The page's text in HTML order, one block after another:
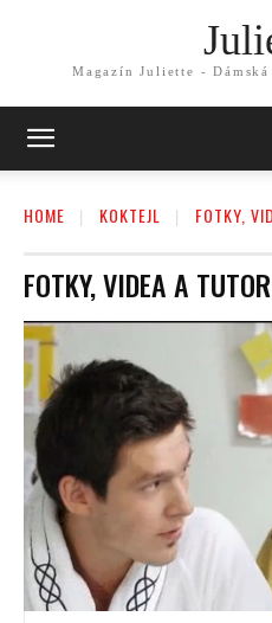
Magazín Juliette -
HOME KOKTEJL FOTKY,
FOTKY, VIDEA A